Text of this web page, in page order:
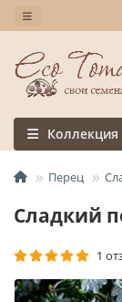
Коллекция
Перец
Сладкий
1